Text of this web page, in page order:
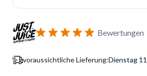
Bewertungen
voraussichtliche Lieferung:Dienstag